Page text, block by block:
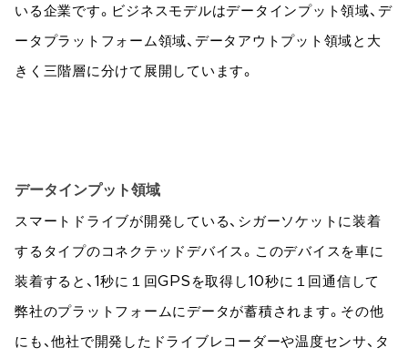
いる企業です。ビジネスモデルはデータインプット領域、デ
ータプラットフォーム領域、データアウトプット領域と大
きく三階層に分けて展開しています。
データインプット領域
スマートドライブが開発している、シガーソケットに装着
するタイプのコネクテッドデバイス。このデバイスを車に
装着すると、1秒に１回GPSを取得し10秒に１回通信して
弊社のプラットフォームにデータが蓄積されます。その他
にも、他社で開発したドライブレコーダーや温度センサ、タ